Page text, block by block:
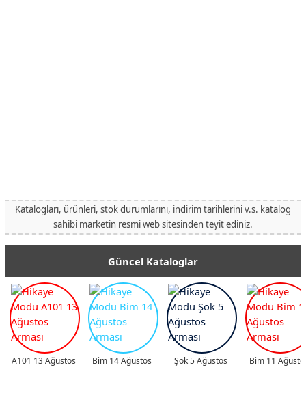
Katalogları, ürünleri, stok durumlarını, indirim tarihlerini v.s. katalog
sahibi marketin resmi web sitesinden teyit ediniz.
Güncel Kataloglar
A101 13 Ağustos Bim 14 Ağustos Şok 5 Ağustos Bim 11